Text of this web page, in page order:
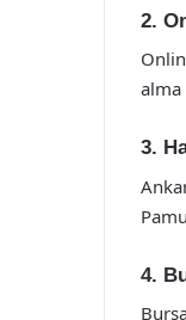
2.
alma
3.
4.